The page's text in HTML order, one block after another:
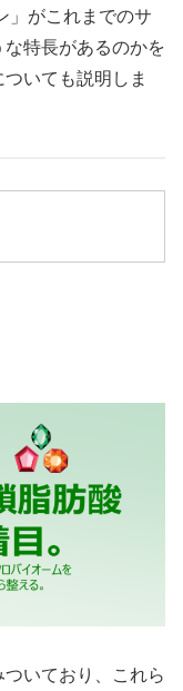
」がこれまでのサ
特長があるのかを
いても説明しま
いており、これら